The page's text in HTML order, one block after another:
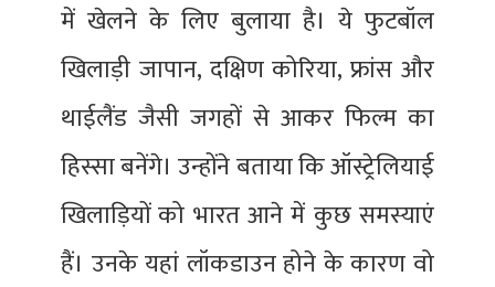
में खेलने के लिए बुलाया है। ये फुटबॉल
खिलाड़ी जापान, दक्षिण कोरिया, फ्रांस और
थाईलैंड जैसी जगहों से आकर फिल्म का
हिस्सा बनेंगे। उन्होंने बताया कि ऑस्ट्रेलियाई
खिलाड़ियों को भारत आने में कुछ समस्याएं
हैं। उनके यहां लॉकडाउन होने के कारण वो